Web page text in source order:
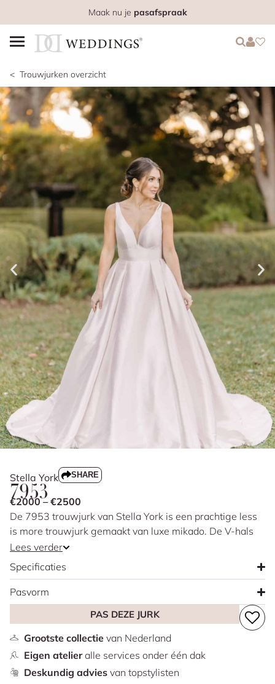
Maak nu je pasafspraak
Login
Login
Trouwjurken overzicht
Stella York
7953
SHARE
€2000 – €2500
De 7953 trouwjurk van Stella York is een prachtige less
is more trouwjurk gemaakt van luxe mikado. De V-hals
en delicate schouderbandjes accentueren de halslijn
subtiel, terwijl de lage rug een vleugje verfijning
toevoegt. Het prinsessen silhouet geeft een romantisch
en klassiek gevoel, perfect gecombineerd met
steekzakken voor een moderne touch. De jurk eindigt met
een prachtige sleep.
Lees verder
Specificaties
Pasvorm
PAS DEZE JURK
Grootste collectievan Nederland
Eigen atelieralle services onder één dak
Deskundig adviesvan topstylisten